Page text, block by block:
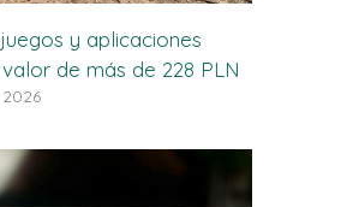
y aplicaciones
de más de 228 PLN